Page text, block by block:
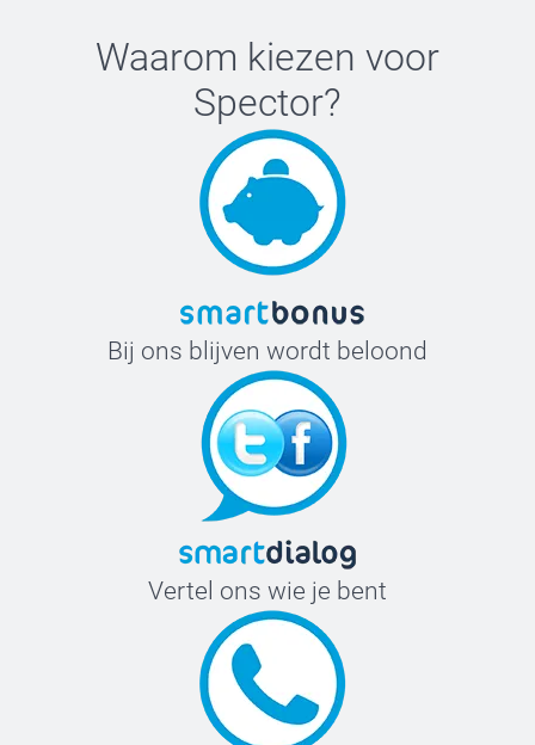
Waarom kiezen voor
Spector?
Bij ons blijven wordt beloond
Vertel ons wie je bent